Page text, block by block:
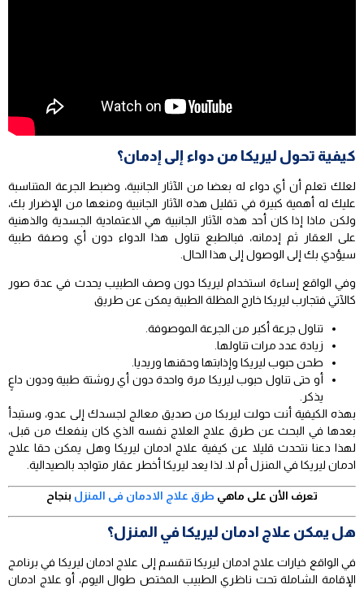
كيفية تحول ليريكا من دواء إلى إدمان؟
لعلك تعلم أن أي دواء له بعضا من الآثار الجانبية، وضبط الجرعة المتناسبة
عليك له أهمية كبيرة في تقليل هذه الآثار الجانبية ومنعها من الإضرار بك،
ولكن ماذا إذا كان أحد هذه الآثار الجانبية هي الاعتمادية الجسدية والذهنية
على العقار ثم إدمانه، فبالطبع تناول هذا الدواء دون أي وصفة طبية
سيؤدي بك إلى الوصول إلى هذا الحال.
وفي الواقع إساءة استخدام ليريكا دون وصف الطبيب يحدث في عدة صور
كالآتي فتجارب ليريكا خارج المظلة الطبية يمكن عن طريق
تناول جرعة أكبر من الجرعة الموصوفة.
زيادة عدد مرات تناولها.
طحن حبوب ليريكا وإذابتها وحقنها وريديا.
أو حتى تناول حبوب ليريكا مرة واحدة دون أي روشتة طبية ودون داعٍ
يذكر.
بهذه الكيفية أنت حولت ليربكا من صديق معالج لجسدك إلى عدو، وستبدأ
بعدها في البحث عن طرق علاج العلاج نفسه الذي كان ينفعك من قبل،
لهذا دعنا نتحدث قليلا عن كيفية علاج ادمان ليريكا وهل يمكن حقا علاج
ادمان ليريكا في المنزل أم لا. لذا يعد ليريكا أخطر عقار متواجد بالصيدالية.
تعرف الأن على ماهي طرق علاج الادمان فى المنزل بنجاح
هل يمكن علاج ادمان ليريكا في المنزل؟
في الواقع خيارات علاج ادمان ليريكا تنقسم إلى علاج ادمان ليريكا في برنامج
الإقامة الشاملة تحت ناظري الطبيب المختص طوال اليوم، أو علاج ادمان